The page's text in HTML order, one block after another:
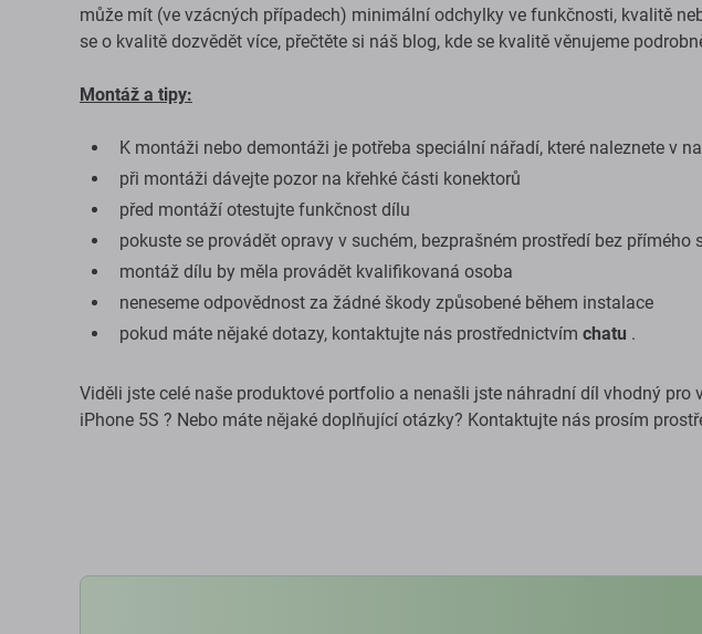
může mít (ve vzácných případech) minimální odchylky ve funkčnosti, kvalitě
se o kvalitě dozvědět více, přečtěte si náš blog, kde se kvalitě věnujeme
Montáž a tipy:
K montáži nebo demontáži je potřeba speciální nářadí, které naleznete v
při montáži dávejte pozor na křehké části konektorů
před montáží otestujte funkčnost dílu
pokuste se provádět opravy v suchém, bezprašném prostředí bez přímého
montáž dílu by měla provádět kvalifikovaná osoba
neneseme odpovědnost za žádné škody způsobené během instalace
pokud máte nějaké dotazy, kontaktujte nás prostřednictvím chatu .
Viděli jste celé naše produktové portfolio a nenašli jste náhradní díl vhodný pro
iPhone 5S ? Nebo máte nějaké doplňující otázky? Kontaktujte nás prosím